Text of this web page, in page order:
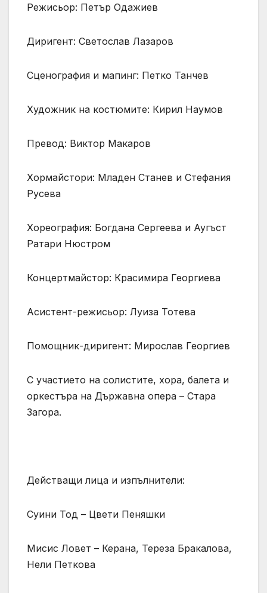
Режисьор: Петър Одажиев
Диригент: Светослав Лазаров
Сценография и мапинг: Петко Танчев
Художник на костюмите: Кирил Наумов
Превод: Виктор Макаров
Хормайстори: Младен Станев и Стефания
Русева
Хореография: Богдана Сергеева и Аугъст
Ратари Нюстром
Концертмайстор: Красимира Георгиева
Асистент-режисьор: Луиза Тотева
Помощник-диригент: Мирослав Георгиев
С участието на солистите, хора, балета и
оркестъра на Държавна опера – Стара
Загора.
Действащи лица и изпълнители:
Суини Тод – Цвети Пеняшки
Мисис Ловет – Керана, Тереза Бракалова,
Нели Петкова